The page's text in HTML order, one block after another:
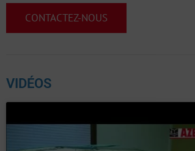
CONTACTEZ-NOUS
VIDÉOS